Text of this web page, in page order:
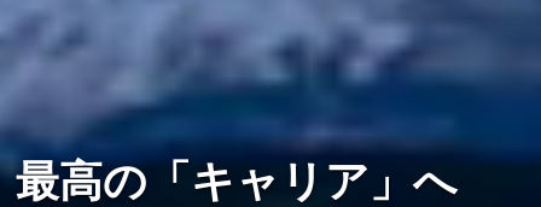
最高の「キャリア」へ